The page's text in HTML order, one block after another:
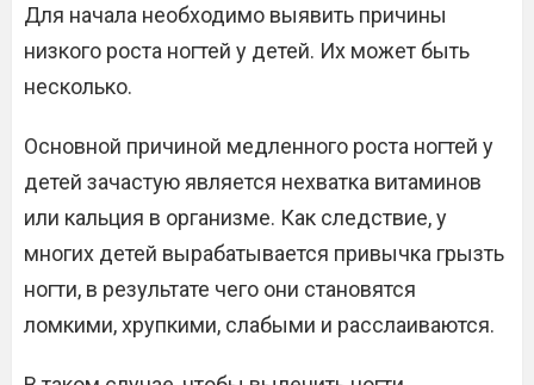
Для начала необходимо выявить причины
низкого роста ногтей у детей. Их может быть
несколько.
Основной причиной медленного роста ногтей у
детей зачастую является нехватка витаминов
или кальция в организме. Как следствие, у
многих детей вырабатывается привычка грызть
ногти, в результате чего они становятся
ломкими, хрупкими, слабыми и расслаиваются.